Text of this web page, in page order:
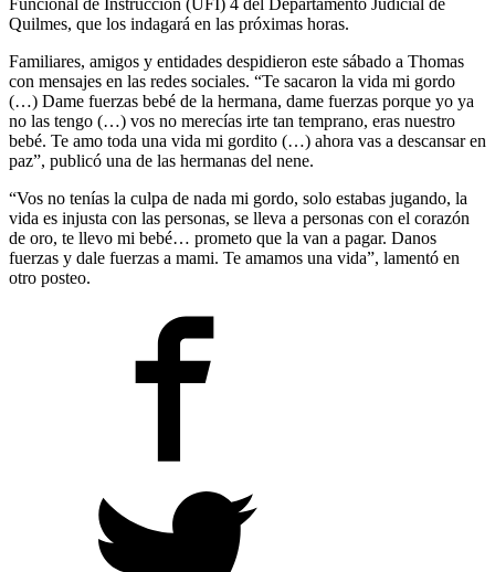
Quilmes, que los indagará en las próximas horas.
Familiares, amigos y entidades despidieron este sábado a Thomas
con mensajes en las redes sociales. “Te sacaron la vida mi gordo
(…) Dame fuerzas bebé de la hermana, dame fuerzas porque yo ya
no las tengo (…) vos no merecías irte tan temprano, eras nuestro
bebé. Te amo toda una vida mi gordito (…) ahora vas a descansar en
paz”, publicó una de las hermanas del nene.
“Vos no tenías la culpa de nada mi gordo, solo estabas jugando, la
vida es injusta con las personas, se lleva a personas con el corazón
de oro, te llevo mi bebé… prometo que la van a pagar. Danos
fuerzas y dale fuerzas a mami. Te amamos una vida”, lamentó en
otro posteo.